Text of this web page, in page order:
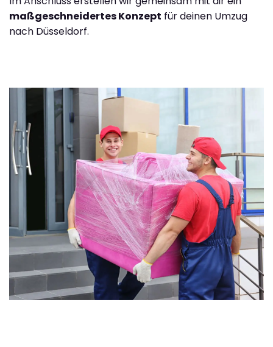
maßgeschneidertes Konzept für deinen Umzug
nach Düsseldorf.